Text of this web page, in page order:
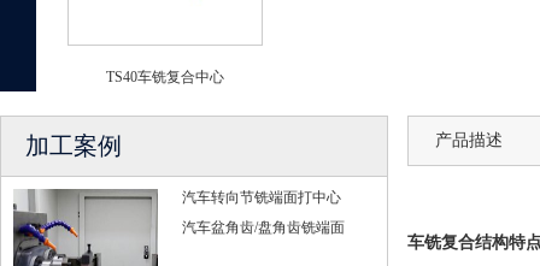
TS40车铣复合中心
加工案例
汽车转向节铣端面打中心
汽车盆角齿/盘角齿铣端面
产品描述
车铣复合结构特